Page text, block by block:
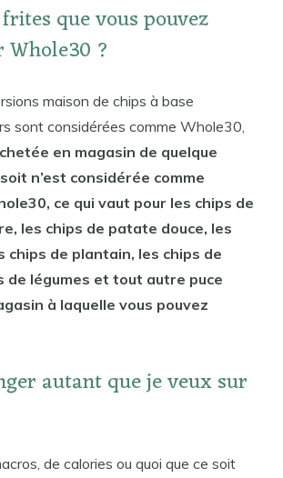
que vous pouvez
?
maison de chips à base
sont considérées comme Whole30,
en magasin de quelque
n’est considérée comme
ce qui vaut pour les chips de
les chips de patate douce, les
chips de plantain, les chips de
de légumes et tout autre puce
à laquelle vous pouvez
autant que je veux sur
de calories ou quoi que ce soit